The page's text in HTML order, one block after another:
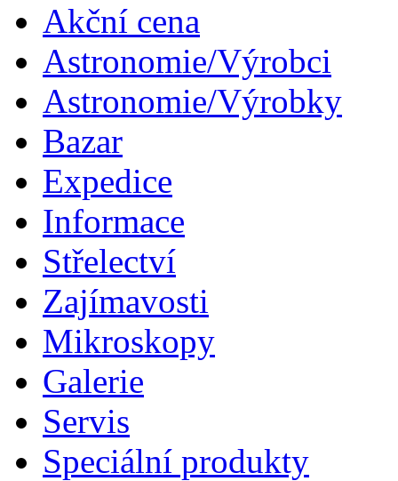
Akční cena
Astronomie/Výrobci
Astronomie/Výrobky
Bazar
Expedice
Informace
Střelectví
Zajímavosti
Mikroskopy
Galerie
Servis
Speciální produkty